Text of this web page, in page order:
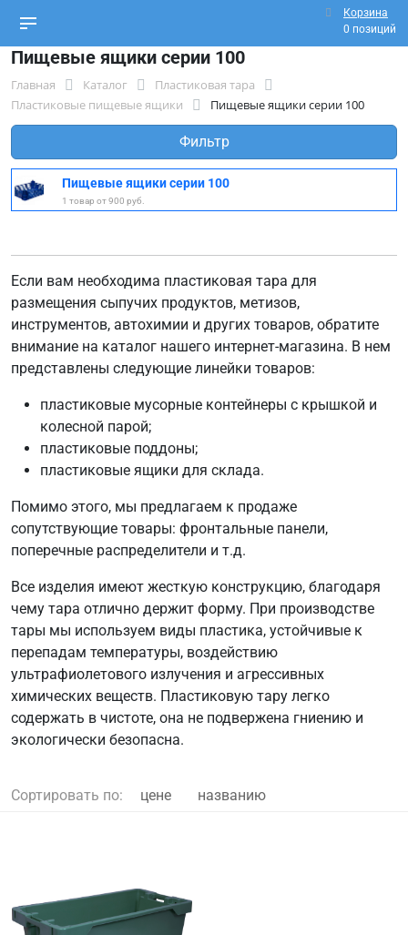
Корзина
0 позиций
Пищевые ящики серии 100
Главная Каталог
Пластиковая тара
Пластиковые пищевые ящики
Пищевые ящики серии 100
Фильтр
Пищевые ящики серии 100
1 товар от 900 руб.
Если вам необходима пластиковая тара для
размещения сыпучих продуктов, метизов,
инструментов, автохимии и других товаров, обратите
внимание на каталог нашего интернет-магазина. В нем
представлены следующие линейки товаров:
пластиковые мусорные контейнеры с крышкой и
колесной парой;
пластиковые поддоны;
пластиковые ящики для склада.
Помимо этого, мы предлагаем к продаже
сопутствующие товары: фронтальные панели,
поперечные распределители и т.д.
Все изделия имеют жесткую конструкцию, благодаря
чему тара отлично держит форму. При производстве
тары мы используем виды пластика, устойчивые к
перепадам температуры, воздействию
ультрафиолетового излучения и агрессивных
химических веществ. Пластиковую тару легко
содержать в чистоте, она не подвержена гниению и
экологически безопасна.
Сортировать по: цене названию